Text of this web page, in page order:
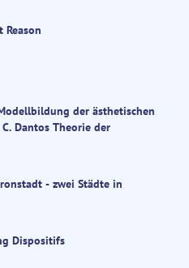
der ästhetischen
Dantos Theorie der
- zwei Städte in
Dispositifs